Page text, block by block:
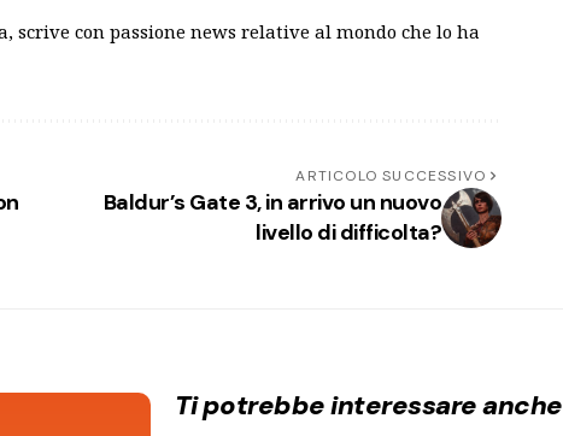
con passione news relative al mondo che lo ha
ARTICOLO SUCCESSIVO
Baldur’s Gate 3, in arrivo un nuovo
livello di difficolta?
Ti potrebbe interessare anche